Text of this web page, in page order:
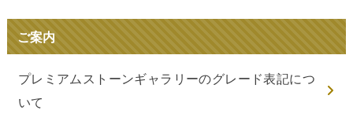
ご案内
プレミアムストーンギャラリーのグレード表記につ
いて